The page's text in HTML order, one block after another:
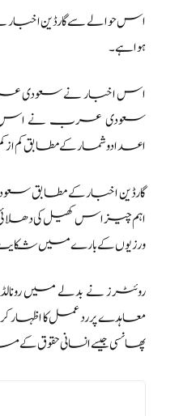
اس حوالے سے گارڈین اخبار
ہوا ہے۔
اس اخبار نے سعودی عرب
سعودی عرب نے اس
اعدادوشمار کے مطابق کم از کم 147 افراد کو سزائے موت دی
گارڈین اخبار کے مطابق
اہم چیز اس کھیل کی
ورزیوں کے بارے میں
معاہدے پر رد عمل کا اظہار
پھانسی جیسے انسانی حقوق کے